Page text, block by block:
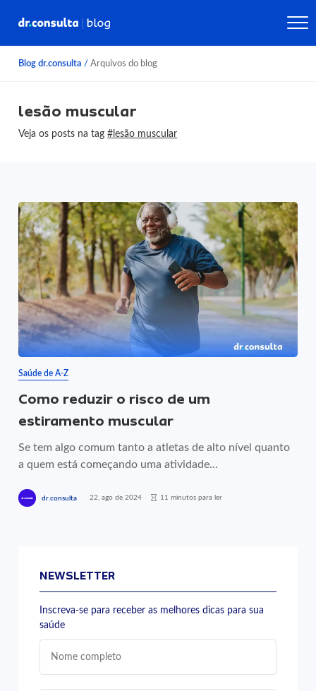
Blog dr.consulta / Arquivos do blog
lesão muscular
Veja os posts na tag#lesão muscular
Saúde de A-Z
Como reduzir o risco de um
estiramento muscular
Se tem algo comum tanto a atletas de alto nível quanto
a quem está começando uma atividade...
dr.consulta 22, ago de 2024 11 minutos para ler
NEWSLETTER
Inscreva-se para receber as melhores dicas para sua
saúde